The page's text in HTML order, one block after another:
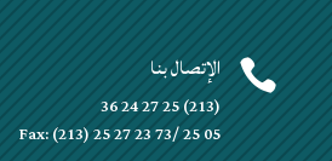
 الإتصال بنا
(213) 25 27 24 36
Fax: (213) 25 27 23 73/ 25 05